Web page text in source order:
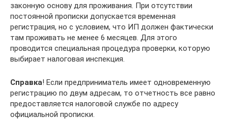
законную основу для проживания. При отсутствии
постоянной прописки допускается временная
регистрация, но с условием, что ИП должен фактически
там проживать не менее 6 месяцев. Для этого
проводится специальная процедура проверки, которую
выбирает налоговая инспекция.
Справка! Если предприниматель имеет одновременную
регистрацию по двум адресам, то отчетность все равно
предоставляется налоговой службе по адресу
официальной прописки.